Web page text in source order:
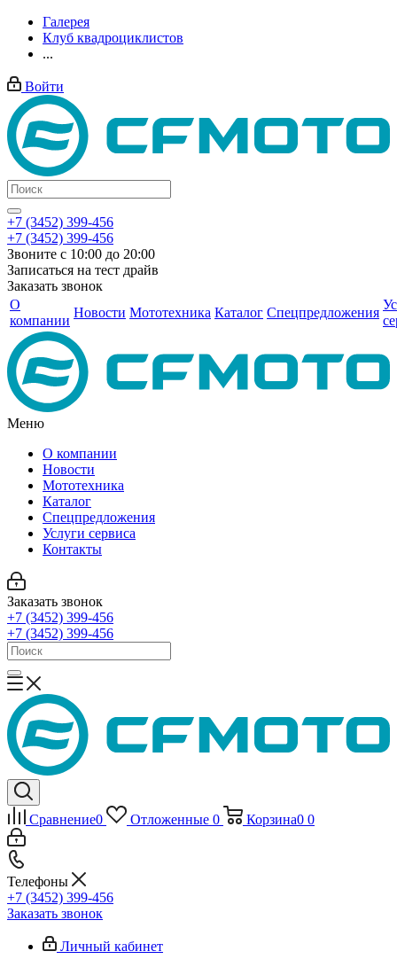
Галерея
Клуб квадроциклистов
...
Войти
+7 (3452) 399-456
+7 (3452) 399-456
Звоните с 10:00 до 20:00
Записаться на тест драйв
Заказать звонок
О
компании
Новости Мототехника Каталог Спецпредложения
Меню
О компании
Новости
Мототехника
Каталог
Спецпредложения
Услуги сервиса
Контакты
Заказать звонок
+7 (3452) 399-456
+7 (3452) 399-456
Сравнение0 Отложенные 0 Корзина0 0
Телефоны
+7 (3452) 399-456
Заказать звонок
Личный кабинет